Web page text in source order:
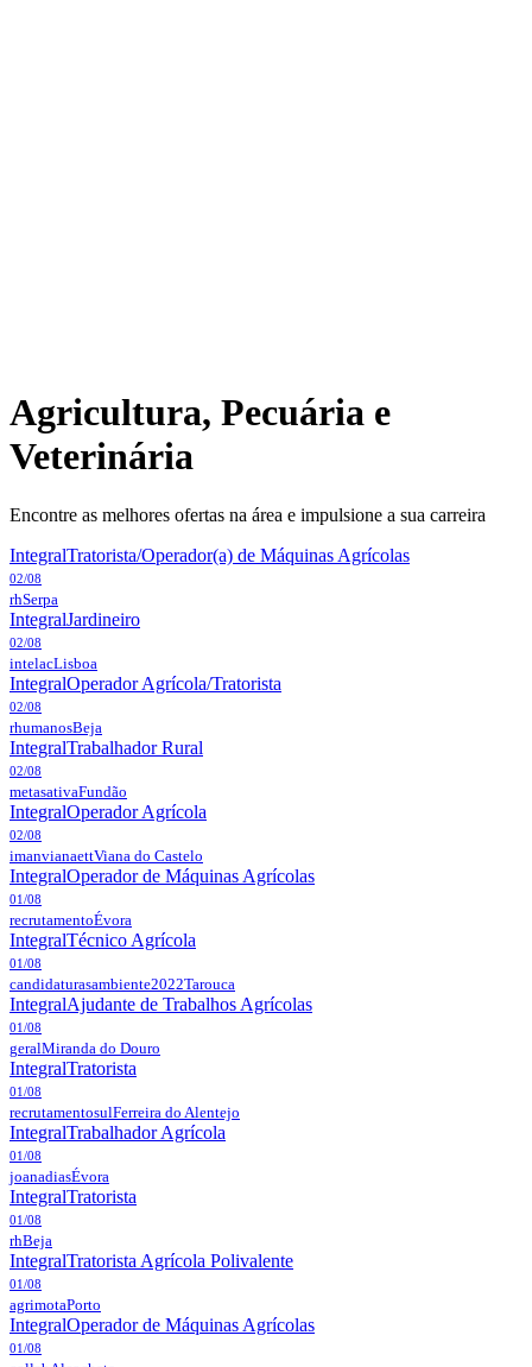
Agricultura, Pecuária e
Veterinária
Encontre as melhores ofertas na área e impulsione a sua carreira
IntegralTratorista/Operador(a) de Máquinas Agrícolas
02/08
rhSerpa
IntegralJardineiro
02/08
intelacLisboa
IntegralOperador Agrícola/Tratorista
02/08
rhumanosBeja
IntegralTrabalhador Rural
02/08
metasativaFundão
IntegralOperador Agrícola
02/08
imanvianaettViana do Castelo
IntegralOperador de Máquinas Agrícolas
01/08
recrutamentoÉvora
IntegralTécnico Agrícola
01/08
candidaturasambiente2022Tarouca
IntegralAjudante de Trabalhos Agrícolas
01/08
geralMiranda do Douro
IntegralTratorista
01/08
recrutamentosulFerreira do Alentejo
IntegralTrabalhador Agrícola
01/08
joanadiasÉvora
IntegralTratorista
01/08
rhBeja
IntegralTratorista Agrícola Polivalente
01/08
agrimotaPorto
IntegralOperador de Máquinas Agrícolas
01/08